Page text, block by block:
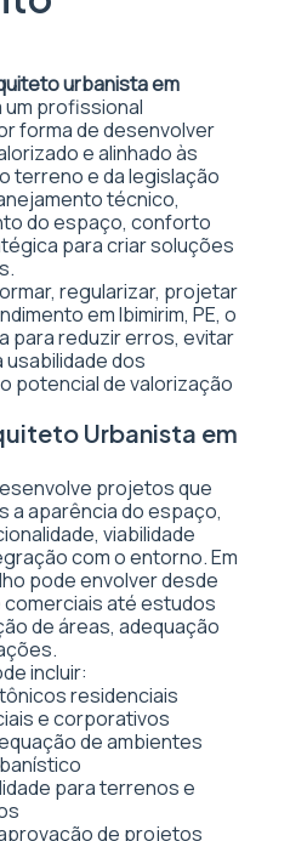
urbanista em
um profissional
forma de desenvolver
e alinhado às
terreno e da legislação
técnico,
do espaço, conforto
para criar soluções
regularizar, projetar
em Ibimirim, PE, o
para reduzir erros, evitar
dos
potencial de valorização
Urbanista em
projetos que
a aparência do espaço,
viabilidade
com o entorno. Em
pode envolver desde
até estudos
de áreas, adequação
incluir:
residenciais
e corporativos
de ambientes
para terrenos e
de projetos